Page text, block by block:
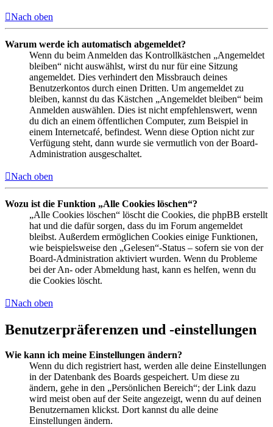
Nach oben
Warum werde ich automatisch abgemeldet?
Wenn du beim Anmelden das Kontrollkästchen „Angemeldet
bleiben“ nicht auswählst, wirst du nur für eine Sitzung
angemeldet. Dies verhindert den Missbrauch deines
Benutzerkontos durch einen Dritten. Um angemeldet zu
bleiben, kannst du das Kästchen „Angemeldet bleiben“ beim
Anmelden auswählen. Dies ist nicht empfehlenswert, wenn
du dich an einem öffentlichen Computer, zum Beispiel in
einem Internetcafé, befindest. Wenn diese Option nicht zur
Verfügung steht, dann wurde sie vermutlich von der Board-
Administration ausgeschaltet.
Nach oben
Wozu ist die Funktion „Alle Cookies löschen“?
„Alle Cookies löschen“ löscht die Cookies, die phpBB erstellt
hat und die dafür sorgen, dass du im Forum angemeldet
bleibst. Außerdem ermöglichen Cookies einige Funktionen,
wie beispielsweise den „Gelesen“-Status – sofern sie von der
Board-Administration aktiviert wurden. Wenn du Probleme
bei der An- oder Abmeldung hast, kann es helfen, wenn du
die Cookies löscht.
Nach oben
Benutzerpräferenzen und -einstellungen
Wie kann ich meine Einstellungen ändern?
Wenn du dich registriert hast, werden alle deine Einstellungen
in der Datenbank des Boards gespeichert. Um diese zu
ändern, gehe in den „Persönlichen Bereich“; der Link dazu
wird meist oben auf der Seite angezeigt, wenn du auf deinen
Benutzernamen klickst. Dort kannst du alle deine
Einstellungen ändern.